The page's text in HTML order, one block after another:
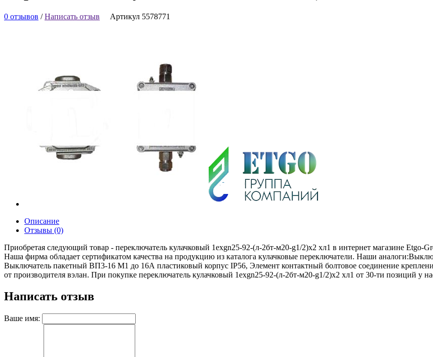
0 отзывов /Написать отзыв Артикул 5578771
Описание
Отзывы (0)
Приобретая следующий товар - переключатель кулачковый 1exgn25-92-(л-2бт-м20-g1/2)х2 хл1 в интернет магазине Etgo-
Наша фирма обладает сертификатом качества на продукцию из каталога кулачковые переключатели. Наши
Выключатель пакетный ВП3-16 М1 до 16А пластиковый корпус IP56, Элемент контактный болтовое соединение
от производителя вэлан. При покупке переключатель кулачковый 1exgn25-92-(л-2бт-м20-g1/2)х2 хл1 от 30-ти позиций у
Написать отзыв
Ваше имя: